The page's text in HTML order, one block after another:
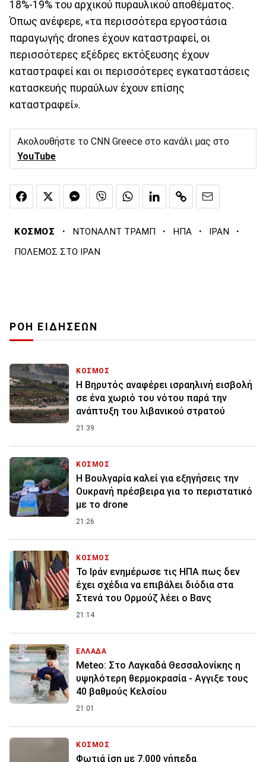
18%-19% του αρχικού πυραυλικού αποθέματος.
Όπως ανέφερε, «τα περισσότερα εργοστάσια
παραγωγής drones έχουν καταστραφεί, οι
περισσότερες εξέδρες εκτόξευσης έχουν
καταστραφεί και οι περισσότερες εγκαταστάσεις
κατασκευής πυραύλων έχουν επίσης
καταστραφεί».
Ακολουθήστε το CNN Greece στο κανάλι μας στο
YouTube
ΚΟΣΜΟΣ · ΝΤΟΝΑΛΝΤ ΤΡΑΜΠ · ΗΠΑ · ΙΡΑΝ ·
ΠΟΛΕΜΟΣ ΣΤΟ ΙΡΑΝ
ΡΟΗ ΕΙΔΗΣΕΩΝ
ΚΟΣΜΟΣ
Η Βηρυτός αναφέρει ισραηλινή εισβολή
σε ένα χωριό του νότου παρά την
ανάπτυξη του λιβανικού στρατού
21:39
ΚΟΣΜΟΣ
Η Βουλγαρία καλεί για εξηγήσεις την
Ουκρανή πρέσβειρα για το περιστατικό
με το drone
21:26
ΚΟΣΜΟΣ
To Ιράν ενημέρωσε τις ΗΠΑ πως δεν
έχει σχέδια να επιβάλει διόδια στα
Στενά του Ορμούζ λέει ο Βανς
21:14
ΕΛΛΑΔΑ
Meteo: Στο Λαγκαδά Θεσσαλονίκης η
υψηλότερη θερμοκρασία - Αγγιξε τους
40 βαθμούς Κελσίου
21:01
ΚΟΣΜΟΣ
Φωτιά ίση με 7.000 γήπεδα